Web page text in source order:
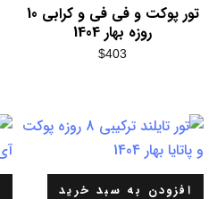
تور پوکت و فی فی و کرابی 10
روزه بهار 1404
$403
افزودن به سبد خرید